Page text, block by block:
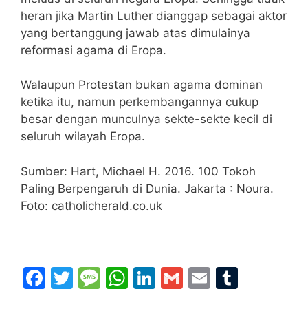
heran jika Martin Luther dianggap sebagai aktor
yang bertanggung jawab atas dimulainya
reformasi agama di Eropa.
Walaupun Protestan bukan agama dominan
ketika itu, namun perkembangannya cukup
besar dengan munculnya sekte-sekte kecil di
seluruh wilayah Eropa.
Sumber: Hart, Michael H. 2016. 100 Tokoh
Paling Berpengaruh di Dunia. Jakarta : Noura.
Foto: catholicherald.co.uk
F
T
M W Li G
E